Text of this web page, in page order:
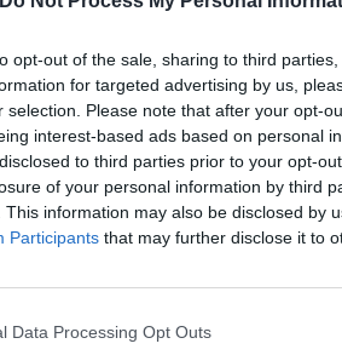
opt-out of the sale, sharing to third
for targeted advertising by us,
selection. Please note that after your opt-
interest-based ads based on personal
to third parties prior to your opt-
of your personal information by third
This information may also be disclosed by
Participants that may further disclose it to
Data Processing Opt Outs
SPUSU 70, ECCO LA
PROMOZIONE
16 Febbraio 2023 15:07 by Fabrizio Castagnotto
Una nuova tariffa è arrivata nell’offerta di
,
gestore virtuale è una realtà affermata da